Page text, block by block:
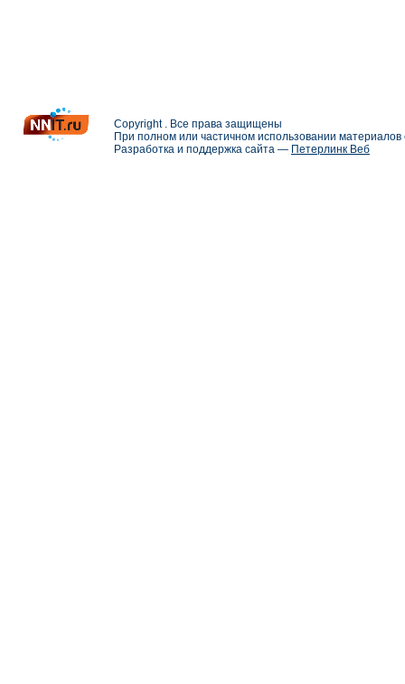
Copyright . Все права защищены
При полном или частичном использовании
Разработка и поддержка сайта — Петерлинк Веб